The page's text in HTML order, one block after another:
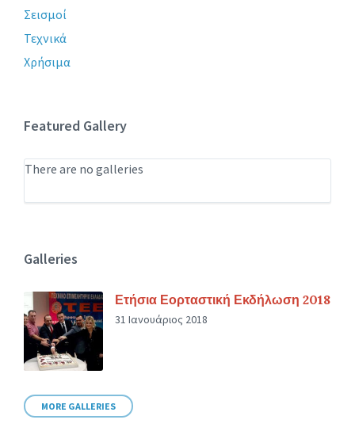
Σεισμοί
Τεχνικά
Χρήσιμα
Featured Gallery
There are no galleries
Galleries
Ετήσια Εορταστική Εκδήλωση 2018
31 Ιανουάριος 2018
MORE GALLERIES